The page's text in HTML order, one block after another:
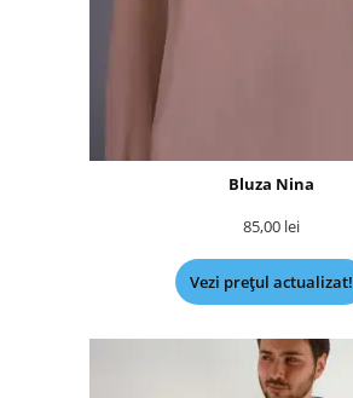
Bluza Nina
85,00 lei
Vezi prețul actualizat!